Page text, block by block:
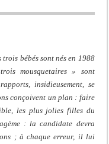
bébés sont nés en 1988
mousquetaires » sont
insidieusement, se
conçoivent un plan : faire
les plus jolies filles du
: la candidate devra
; à chaque erreur, il lui